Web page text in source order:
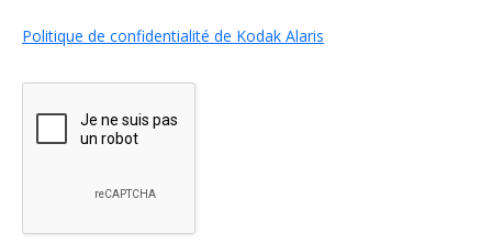
Politique de confidentialité de Kodak Alaris